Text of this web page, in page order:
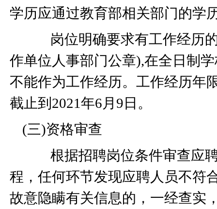
学历应通过教育部相关部门的学
岗位明确要求有工作经历
作单位人事部门公章),在全日制
不能作为工作经历。工作经历年
截止到 2021年6月 9 日。
(三)资格审查
根据招聘岗位条件审查应聘
程，任何环节发现应聘人员不符
故意隐瞒有关信息的，一经查实